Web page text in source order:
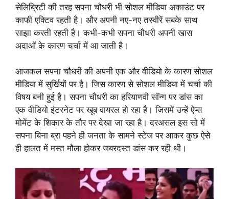
सेलिब्रिटी की तरह सपना चौधरी भी सोशल मीडिया अकाउंट पर
काफी एक्टिव रहती है। और अपनी नए-नए तस्वीरें सबके साथ
साझा करती रहती है। कभी-कभी सपना चौधरी अपनी खास
अदाओं के कारण चर्चा में आ जाती है।
आजकल सपना चौधरी की अपनी एक और वीडियो के कारण सोशल
मीडिया में सुर्खियों पर है। जिस कारण से सोशल मीडिया में चर्चा की
विषय बनी हुई है। सपना चौधरी का हरियाणवी सॉन्ग पर डांस का
एक वीडियो इंटरनेट पर खूब वायरल हो रहा है। जिसमें उन्हें ऐप्स
मोमेंट के शिकार के तौर पर देखा जा रहा है। दरअसल इस सो में
सपना बिना ब्रा पहने ही जनता के सामने स्टेज पर आकर कुछ ऐसे
ही हालत में मस्त मौला होकर जबरदस्त डांस कर रही थी।